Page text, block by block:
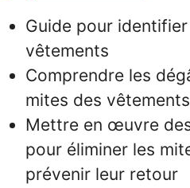
Guide pour
vêtements
Comprendre les
mites des vêtements
Mettre en œuvre
pour éliminer les
prévenir leur retour